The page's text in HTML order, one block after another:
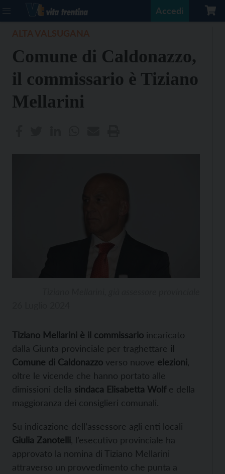
Accedi
Comune di Caldonazzo,
il commissario è Tiziano
Mellarini
Tiziano Mellarini è il commissario incaricato
dalla Giunta provinciale per traghettare il
Comune di Caldonazzo verso nuove elezioni,
oltre le vicende che hanno portato alle
dimissioni della sindaca Elisabetta Wolfe della
maggioranza dei consiglieri comunali.
Su indicazione dell’assessore agli enti locali
Giulia Zanotelli, l’esecutivo provinciale ha
approvato la nomina di Tiziano Mellarini
attraverso un provvedimento che punta a